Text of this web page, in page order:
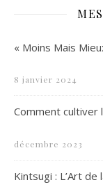
« Moins Mais
8 janvier 2024
Comment cultiver
décembre 2023
Kintsugi : L’Art de